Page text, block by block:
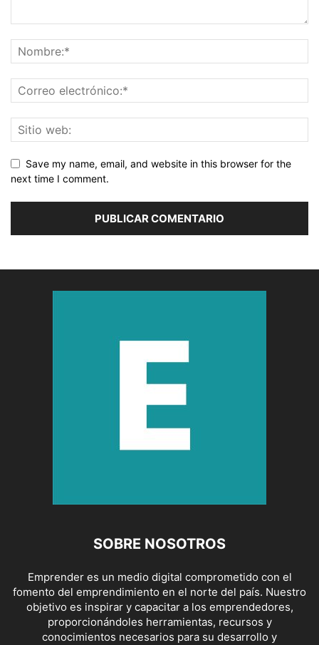
Save my name, email, and website in this browser for the
next time I comment.
SOBRE NOSOTROS
Emprender es un medio digital comprometido con el
fomento del emprendimiento en el norte del país. Nuestro
objetivo es inspirar y capacitar a los emprendedores,
proporcionándoles herramientas, recursos y
conocimientos necesarios para su desarrollo y